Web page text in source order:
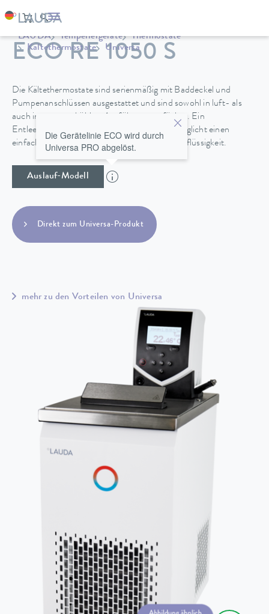
LAUDA Temperiergeräte
Thermostate
Kältethermostate
Universa
ECO RE 1050 S
Die Kältethermostate sind serienmäßig mit Baddeckel und
Pumpenanschlüssen ausgestattet und sind sowohl in luft- als
auch in wassergekühlter Ausführung verfügbar. Ein
Entleerungshahn an der Geräterückseite ermöglicht einen
einfachen und sicheren Wechsel der Temperierflüssigkeit.
Auslauf-Modell
Die Gerätelinie ECO wird durch
Universa PRO abgelöst.
Direkt zum Universa-Produkt
mehr zu den Vorteilen von Universa